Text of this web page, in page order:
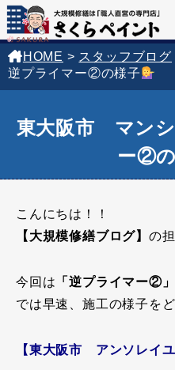
HOME > スタッフブログ
逆プライマー②の様子
東大阪市 マン
ー②
こんにちは！！
【大規模修繕ブログ】 の
今回は 「逆プライマー②」
では早速、施工の様子をど
【東大阪市 アンソレイユ